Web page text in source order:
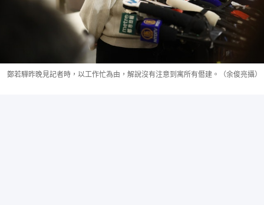
鄭若驊昨晚見記者時，以工作忙為由，解說沒有注意到寓所有僭建。（余俊亮攝）